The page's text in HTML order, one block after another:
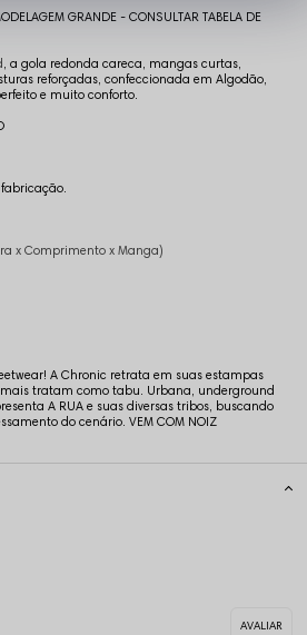
GRANDE - CONSULTAR TABELA DE
, a gola redonda careca, mangas curtas,
reforçadas, confeccionada em Algodão,
e muito conforto.
x Comprimento x Manga)
A Chronic retrata em suas estampas
tratam como tabu. Urbana, underground
A RUA e suas diversas tribos, buscando
do cenário. VEM COM NOIZ